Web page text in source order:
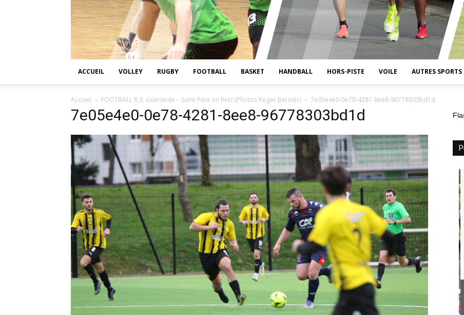
ACCUEIL VOLLEY RUGBY FOOTBALL BASKET HANDBALL HORS-PISTE VOILE AUTRES SPORTS
Accueil FOOTBALL R.3: Guérande – Saint-Père en Retz (Photos Roger Bernier) 7e05e4e0-0e78-4281-8ee8-96778303bd1d
7e05e4e0-0e78-4281-8ee8-96778303bd1d